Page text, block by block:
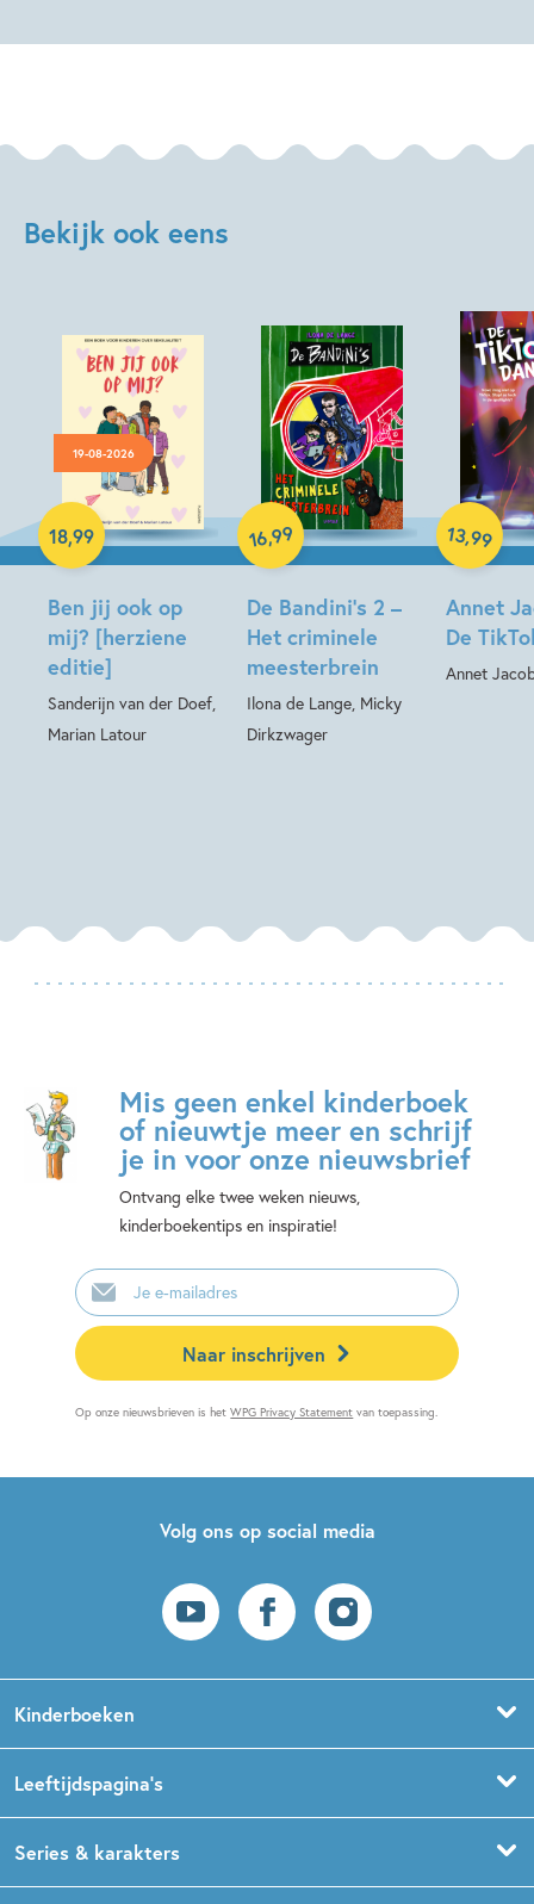
Bekijk ook eens
19-08-2026
Ben jij ook op
mij? [herziene
editie]
Sanderijn van der Doef,
Marian Latour
18,99
Hardcover
De Bandini’s 2 –
Het criminele
meesterbrein
Ilona de Lange, Micky
Dirkzwager
16,99
Hardcover
Annet
De
Annet
13,99
Hardcover
Mis geen enkel kinderboek
of nieuwtje meer en schrijf
je in voor onze nieuwsbrief
Ontvang elke twee weken nieuws,
kinderboekentips en inspiratie!
E-
mailadres
Naar inschrijven
Op onze nieuwsbrieven is hetWPG Privacy Statement van toepassing.
Volg ons op social media
Kinderboeken
Prentenboeken
Leeftijdspagina’s
Boekentips 1,5 - 3 jaar
Series & karakters